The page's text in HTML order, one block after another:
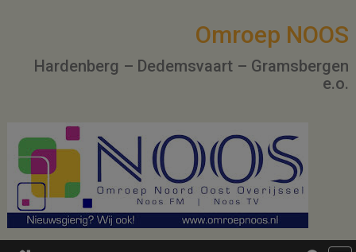
Omroep NOOS
Hardenberg – Dedemsvaart – Gramsbergen
e.o.